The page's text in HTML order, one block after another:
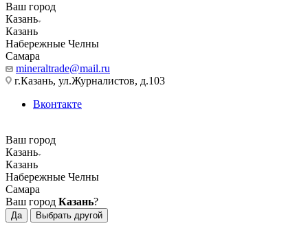
Ваш город
Казань
Казань
Набережные Челны
Самара
mineraltrade@mail.ru
г.Казань, ул.Журналистов, д.103
Вконтакте
Ваш город
Казань
Казань
Набережные Челны
Самара
Ваш город Казань?
Да Выбрать другой